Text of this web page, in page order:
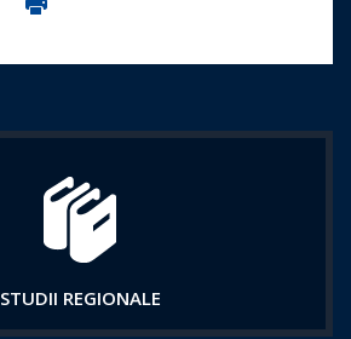
Imprima aceasta pagina
STUDII REGIONALE